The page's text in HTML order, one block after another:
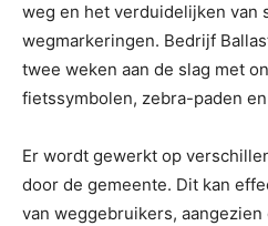
weg en het verduidelijken van
wegmarkeringen. Bedrijf
twee weken aan de slag met
fietssymbolen, zebra-paden
Er wordt gewerkt op
door de gemeente. Dit kan
van weggebruikers,